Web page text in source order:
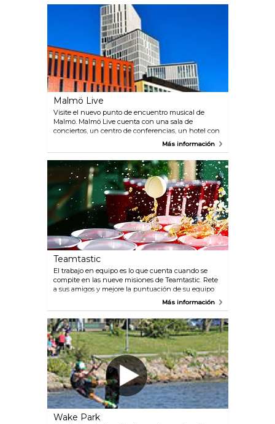
una bicicleta durante 24 o 72 horas
www.malmobybike.se Descargue la aplicación de
Malmö By Bike, en la que encontrará información
sobre cómo encontrar las estaciones y un mapa.
Malmö Live
Visite el nuevo punto de encuentro musical de
Malmö. Malmö Live cuenta con una sala de
conciertos, un centro de conferencias, un hotel con
un bar en la planta 25, así como gran cantidad de
el hotel y los restaurantes se abrieron en mayo de
2015. La sala de conciertos Malmö Live dispone de
una acústica de primer nivel y orquesta residente, la
Sinfónica de Malmö. Durante el verano de 2015
habrá visitas guiadas.
Más información
Teamtastic
El trabajo en equipo es lo que cuenta cuando se
compite en las nueve misiones de Teamtastic. Rete
a sus amigos y mejore la puntuación de su equipo
en distintas salas con diferentes desafíos. Podría
tratarse de un cuestionario musical, de encestar una
pelota de ping-pong en un vaso de cerveza o de un
juego de asociaciones. www.teamtastic.se
Más información
Wake Park